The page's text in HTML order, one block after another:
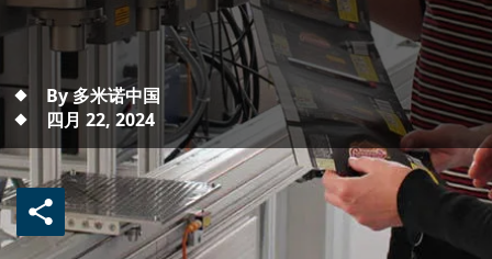
By 多米诺中国
四月 22, 2024